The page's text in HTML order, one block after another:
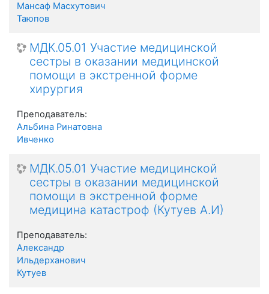
Мансаф Масхутович
Таюпов
МДК.05.01 Участие медицинской
сестры в оказании медицинской
помощи в экстренной форме
хирургия
Преподаватель:
Альбина Ринатовна
Ивченко
МДК.05.01 Участие медицинской
сестры в оказании медицинской
помощи в экстренной форме
медицина катастроф (Кутуев А.И)
Преподаватель:
Александр
Ильдерханович
Кутуев